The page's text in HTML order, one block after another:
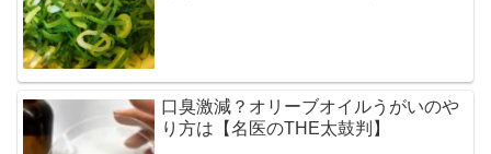
口臭激減？オリーブオイルうがいのや
り方は【名医のTHE太鼓判】